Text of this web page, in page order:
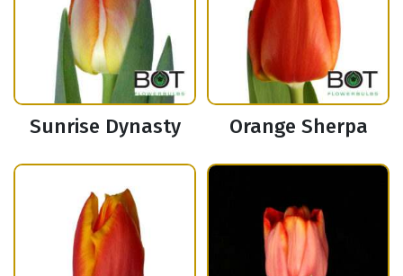
Sunrise Dynasty Orange Sherpa